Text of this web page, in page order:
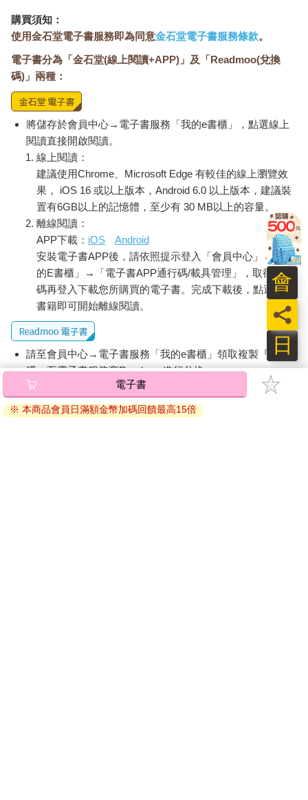
購買須知：
使用金石堂電子書服務即為同意金石堂電子書服務條款。
電子書分為「金石堂(線上閱讀+APP)」及「Readmoo(兌換
碼)」兩種：
將儲存於會員中心→電子書服務「我的e書櫃」，點選線上
閱讀直接開啟閱讀。
線上閱讀：
建議使用Chrome、Microsoft Edge 有較佳的線上瀏覽效
果， iOS 16 或以上版本，Android 6.0 以上版本，建議裝
置有6GB以上的記憶體，至少有 30 MB以上的容量。
離線閱讀：
APP下載： iOS
Android
安裝電子書APP後，請依照提示登入「會員中心」→「我
的E書櫃」→「電子書APP通行碼/載具管理」，取得通行
碼再登入下載您所購買的電子書。完成下載後，點選任一
書籍即可開始離線閱讀。
請至會員中心→電子書服務「我的e書櫃」領取複製『兌換
碼』至電子書服務商Readmoo進行兌換。
退換貨須知：
因版權保護，您在金石堂所購買的電子書僅能以金石堂專屬
電子書
※ 本商品會員日滿額金幣加碼回饋最高15倍
日
員
會